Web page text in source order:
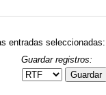
entradas seleccionadas:
Guardar registros:
Guardar